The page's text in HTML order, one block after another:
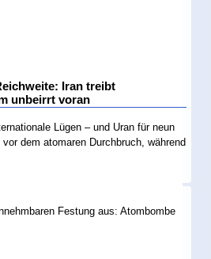
Iran treibt
unbeirrt voran
Lügen – und Uran für neun
dem atomaren Durchbruch, während